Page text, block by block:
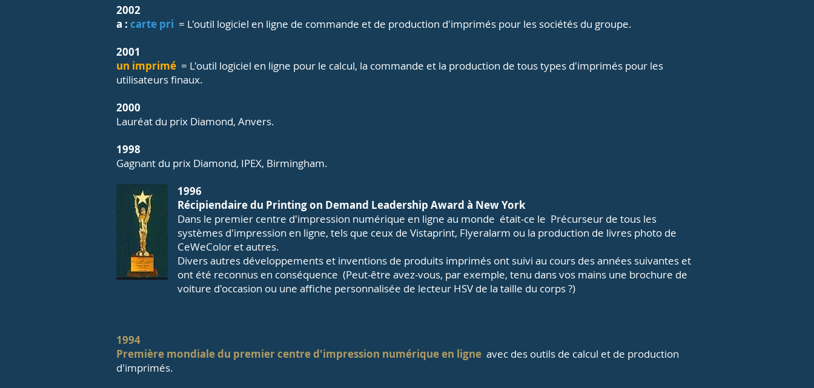
2002
a : carte pri = L'outil logiciel en ligne de commande et de production d'imprimés pour les sociétés du groupe.
2001
un imprimé = L'outil logiciel en ligne pour le calcul, la commande et la production de tous types d'imprimés pour les
utilisateurs finaux.
2000
Lauréat du prix Diamond, Anvers.
1998
Gagnant du prix Diamond, IPEX, Birmingham.
1996
Récipiendaire du Printing on Demand Leadership Award à New York
Dans le premier centre d'impression numérique en ligne au monde était-ce le Précurseur de tous les
systèmes d'impression en ligne, tels que ceux de Vistaprint, Flyeralarm ou la production de livres photo de
CeWeColor et autres.
Divers autres développements et inventions de produits imprimés ont suivi au cours des années suivantes et
ont été reconnus en conséquence (Peut-être avez-vous, par exemple, tenu dans vos mains une brochure de
voiture d'occasion ou une affiche personnalisée de lecteur HSV de la taille du corps ?)
1994
Première mondiale du premier centre d'impression numérique en ligne avec des outils de calcul et de production
d'imprimés.